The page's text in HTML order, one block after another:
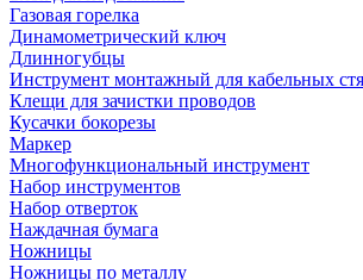
Газовая горелка
Динамометрический ключ
Длинногубцы
Инструмент монтажный для кабельных
Клещи для зачистки проводов
Кусачки бокорезы
Маркер
Многофункциональный инструмент
Набор инструментов
Набор отверток
Наждачная бумага
Ножницы
Ножницы по металлу